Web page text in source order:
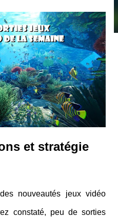
et stratégie
nouveautés jeux vidéo
constaté, peu de sorties